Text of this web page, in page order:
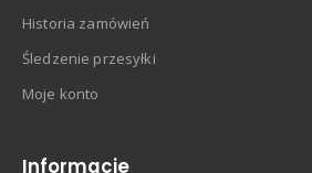
Historia zamówień
Śledzenie przesyłki
Moje konto
Informacje